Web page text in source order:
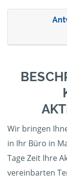
Wir bringen
in Ihr Büro in
Tage Zeit Ihre
vereinbarten